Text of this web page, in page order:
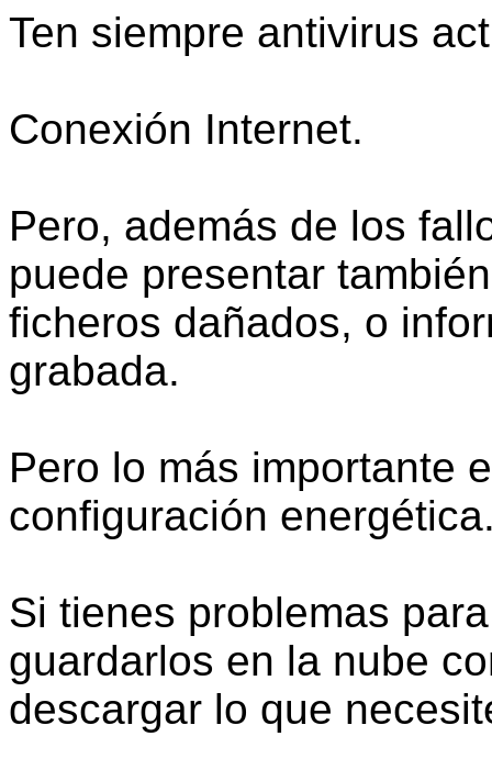
Ten siempre antivirus
Conexión Internet.
Pero, además de los
puede presentar
ficheros dañados, o
grabada.
Pero lo más importante
configuración
Si tienes problemas
guardarlos en la nube
descargar lo que